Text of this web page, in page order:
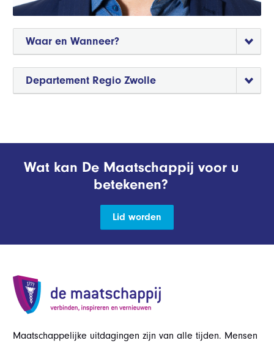
Waar en Wanneer?
Departement Regio Zwolle
Wat kan De Maatschappij voor u
betekenen?
Lid worden
Maatschappelijke uitdagingen zijn van alle tijden. Mensen